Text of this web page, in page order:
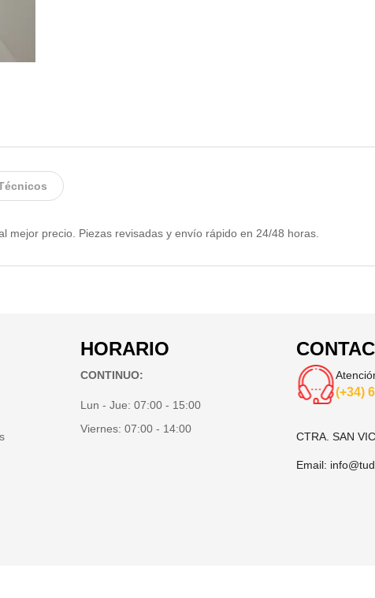
precio. Piezas revisadas y envío rápido en 24/48 horas.
HORARIO
CONTINUO:
Lun - Jue:07:00 - 15:00
Viernes:07:00 - 14:00
(+34)
CTRA. SAN
Email: